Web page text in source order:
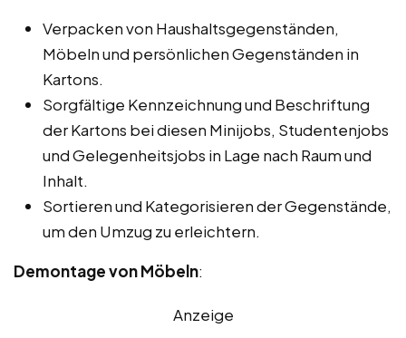
Verpacken von Haushaltsgegenständen,
Möbeln und persönlichen Gegenständen in
Kartons.
Sorgfältige Kennzeichnung und Beschriftung
der Kartons bei diesen Minijobs, Studentenjobs
und Gelegenheitsjobs in Lage nach Raum und
Inhalt.
Sortieren und Kategorisieren der Gegenstände,
um den Umzug zu erleichtern.
Demontage von Möbeln:
Anzeige